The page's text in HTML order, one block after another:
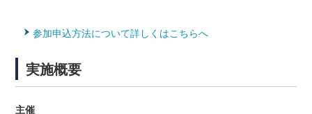
参加申込方法について詳しくはこちらへ
実施概要
主催